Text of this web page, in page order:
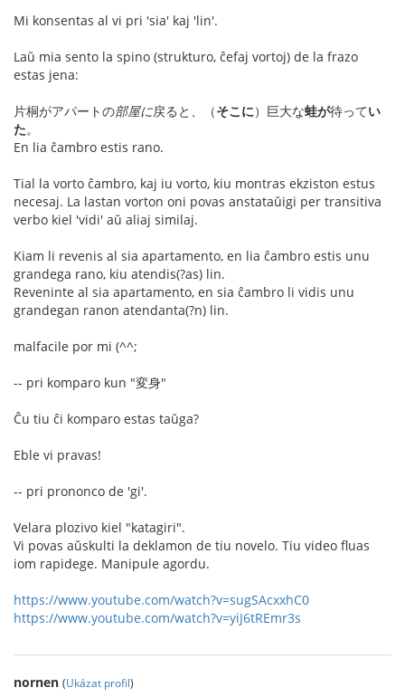
Mi konsentas al vi pri 'sia' kaj 'lin'.
Laŭ mia sento la spino (strukturo, ĉefaj vortoj) de la frazo
estas jena:
片桐がアパートの部屋に戻ると、（そこに）巨大な蛙が待ってい
た。
En lia ĉambro estis rano.
Tial la vorto ĉambro, kaj iu vorto, kiu montras ekziston estus
necesaj. La lastan vorton oni povas anstataŭigi per transitiva
verbo kiel 'vidi' aŭ aliaj similaj.
Kiam li revenis al sia apartamento, en lia ĉambro estis unu
grandega rano, kiu atendis(?as) lin.
Reveninte al sia apartamento, en sia ĉambro li vidis unu
grandegan ranon atendanta(?n) lin.
malfacile por mi (^^;
-- pri komparo kun "変身"
Ĉu tiu ĉi komparo estas taŭga?
Eble vi pravas!
-- pri prononco de 'gi'.
Velara plozivo kiel "katagiri".
Vi povas aŭskulti la deklamon de tiu novelo. Tiu video fluas
iom rapidege. Manipule agordu.
https://www.youtube.com/watch?v=sugSAcxxhC0
https://www.youtube.com/watch?v=yiJ6tREmr3s
nornen (Ukázat profil)